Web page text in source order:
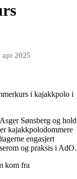
apr 2025
i kajakkpolo i
Sønsberg og
kajakkpolodommere
engasjert
og praksis i AdO.
kom fra